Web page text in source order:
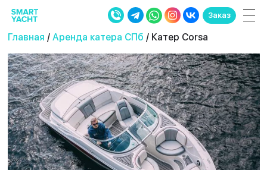
Заказ
Главная / Аренда катера СПб / Катер Corsa